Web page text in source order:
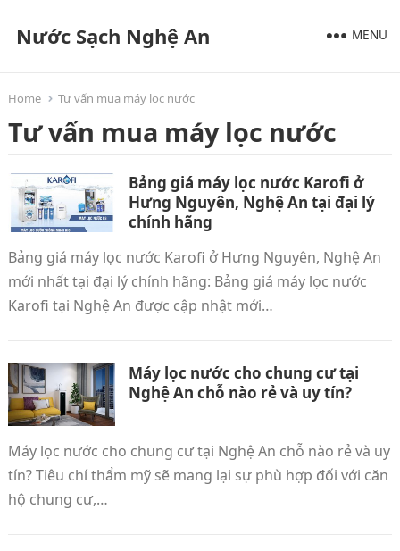
Nước Sạch Nghệ An MENU
Home Tư vấn mua máy lọc nước
Tư vấn mua máy lọc nước
Bảng giá máy lọc nước Karofi ở
Hưng Nguyên, Nghệ An tại đại lý
chính hãng
Bảng giá máy lọc nước Karofi ở Hưng Nguyên, Nghệ An
mới nhất tại đại lý chính hãng: Bảng giá máy lọc nước
Karofi tại Nghệ An được cập nhật mới…
Máy lọc nước cho chung cư tại
Nghệ An chỗ nào rẻ và uy tín?
Máy lọc nước cho chung cư tại Nghệ An chỗ nào rẻ và uy
tín? Tiêu chí thẩm mỹ sẽ mang lại sự phù hợp đối với căn
hộ chung cư,…